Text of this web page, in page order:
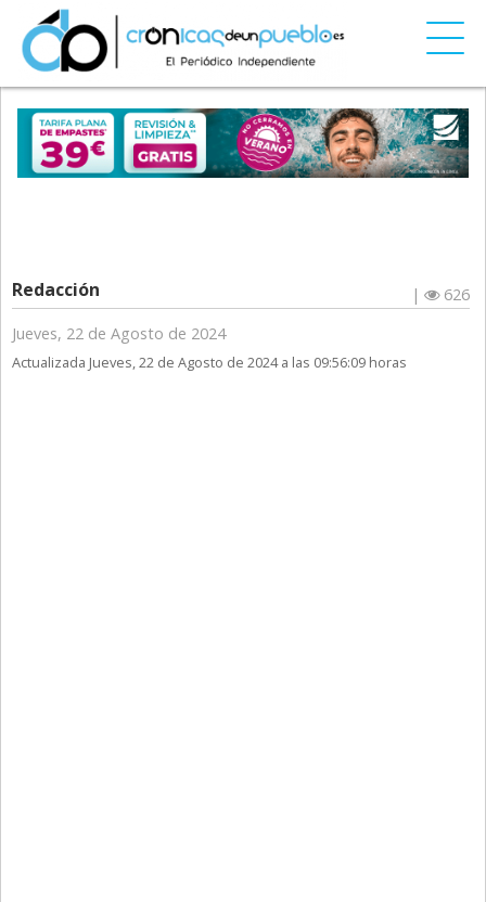
Redacción |
626
Jueves, 22 de Agosto de 2024
Actualizada Jueves, 22 de Agosto de 2024 a las 09:56:09 horas